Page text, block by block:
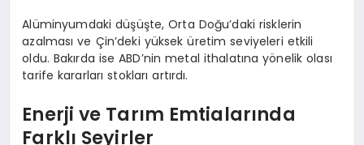
Alüminyumdaki düşüşte, Orta Doğu’daki risklerin
azalması ve Çin’deki yüksek üretim seviyeleri etkili
oldu. Bakırda ise ABD’nin metal ithalatına yönelik olası
tarife kararları stokları artırdı.
Enerji ve Tarım Emtialarında
Farklı Seyirler